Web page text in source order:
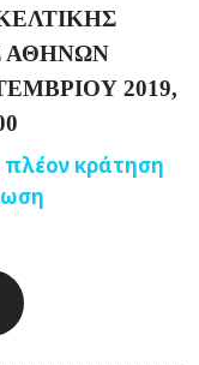
ΑΘΗΝΩΝ
2019,
κράτηση